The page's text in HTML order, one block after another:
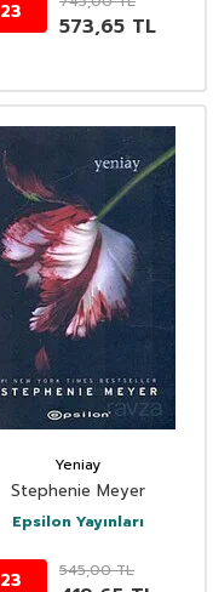
23
573,65 TL
Yeniay
Stephenie Meyer
Epsilon Yayınları
23 545,00TL